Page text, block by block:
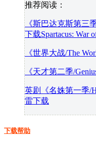
推荐阅读：
《斯巴达克斯第三
下载Spartacus: War
《世界大战/The
《天才第二季/
英剧《名姝第一季/
雷下载
下载帮助